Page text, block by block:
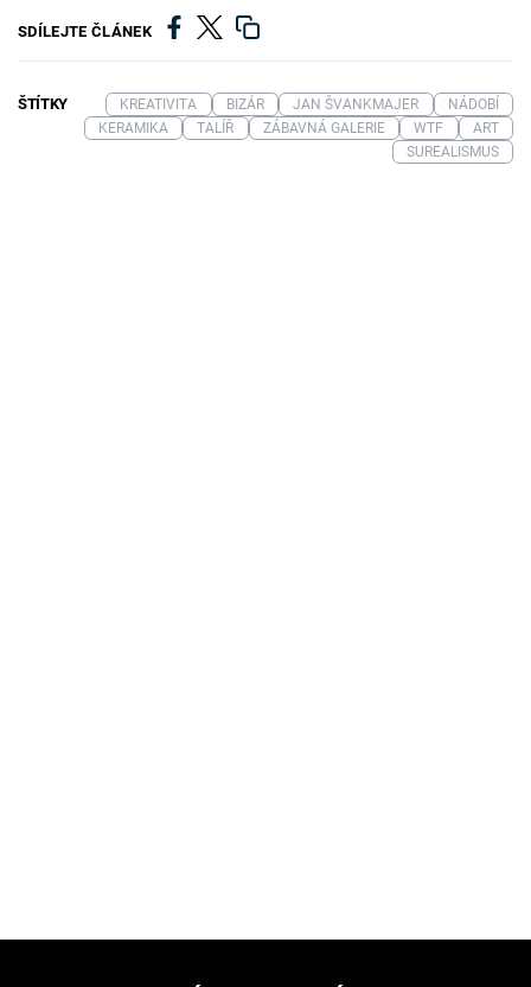
SDÍLEJTE ČLÁNEK
ŠTÍTKY KREATIVITA BIZÁR JAN ŠVANKMAJER
NÁDOBÍ
KERAMIKA
TALÍŘ ZÁBAVNÁ GALERIE WTF
ART
SUREALISMUS